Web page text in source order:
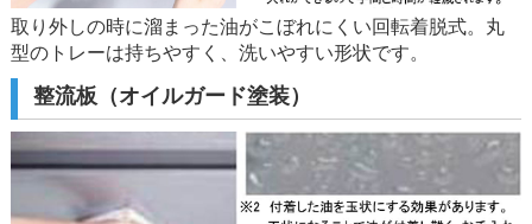
取り外しの時に溜まった油がこぼれにくい回転着脱式。丸
型のトレーは持ちやすく、洗いやすい形状です。
整流板（オイルガード塗装）